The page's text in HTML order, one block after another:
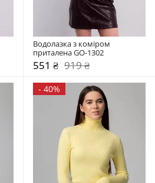
Водолазка з коміром
приталена GO-1302
551 ₴ 919 ₴
- 40%